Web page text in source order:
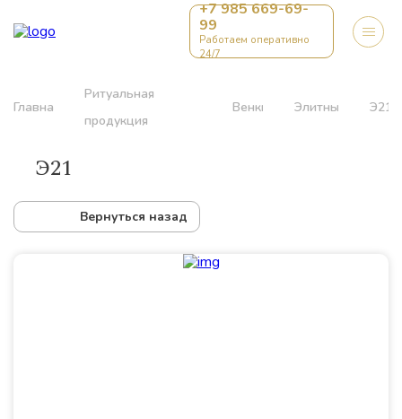
+7 985 669-69-
99
Работаем оперативно
24/7
Главная
Ритуальная
продукция
Венки Элитные Э21
Э21
Вернуться назад